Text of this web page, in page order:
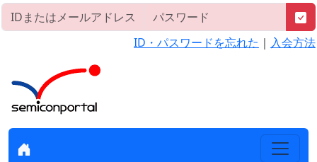
ID・パスワードを忘れた ｜ 入会方法